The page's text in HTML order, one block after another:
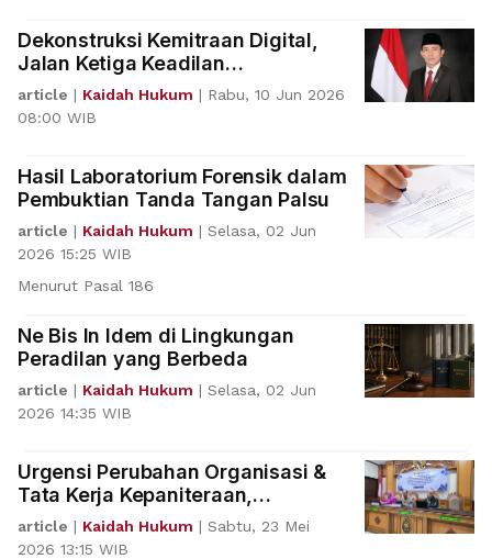
Dekonstruksi Kemitraan Digital,
Jalan Ketiga Keadilan
Bermartabat bagi Driver Online
article | Kaidah Hukum | Rabu, 10 Jun 2026
08:00 WIB
Hasil Laboratorium Forensik dalam
Pembuktian Tanda Tangan Palsu
article | Kaidah Hukum | Selasa, 02 Jun
2026 15:25 WIB
Menurut Pasal 186
Ne Bis In Idem di Lingkungan
Peradilan yang Berbeda
article | Kaidah Hukum | Selasa, 02 Jun
2026 14:35 WIB
Urgensi Perubahan Organisasi &
Tata Kerja Kepaniteraan,
Pustrajak Serap Aspirasi PN
Gianyar
article | Kaidah Hukum | Sabtu, 23 Mei
2026 13:15 WIB